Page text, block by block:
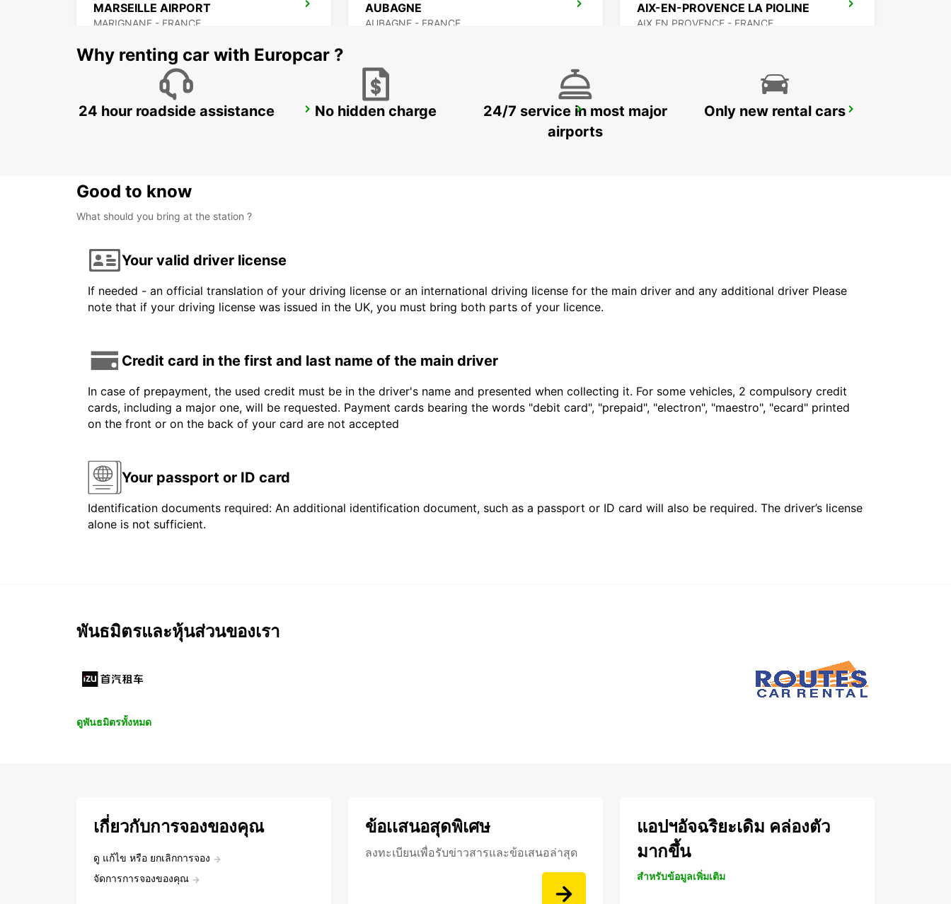
MARSEILLE AIRPORT
MARIGNANE - FRANCE
AUBAGNE
AUBAGNE - FRANCE
AIX-EN-PROVENCE LA PIOLINE
AIX EN PROVENCE - FRANCE
AIX-EN-PROVENCE LA CIOTAT MARTIGUES PORT-DE-BOUC
Why renting car with Europcar ?
24 hour roadside assistance No hidden charge
24/7 service in most major
airports
Only new rental cars
Good to know
What should you bring at the station ?
Your valid driver license
If needed - an official translation of your driving license or an international driving license for the main driver and any additional driver Please
note that if your driving license was issued in the UK, you must bring both parts of your licence.
Credit card in the first and last name of the main driver
In case of prepayment, the used credit must be in the driver's name and presented when collecting it. For some vehicles, 2 compulsory credit
cards, including a major one, will be requested. Payment cards bearing the words "debit card", "prepaid", "electron", "maestro", "ecard" printed
on the front or on the back of your card are not accepted
Your passport or ID card
Identification documents required: An additional identification document, such as a passport or ID card will also be required. The driver’s license
alone is not sufficient.
พันธมิตรและหุ้นส่วนของเรา
ดูพันธมิตรทั้งหมด
เกี่ยวกับการจองของคุณ
ดู แก้ไข หรือ ยกเลิกการจอง
จัดการการจองของคุณ
ข้อเเสนอสุดพิเศษ
ลงทะเบียนเพื่อรับข่าวสารและข้อเสนอล่าสุด
แอปฯอัจฉริยะเดิม คล่องตัว
มากขึ้น
สำหรับข้อมูลเพิ่มเติม